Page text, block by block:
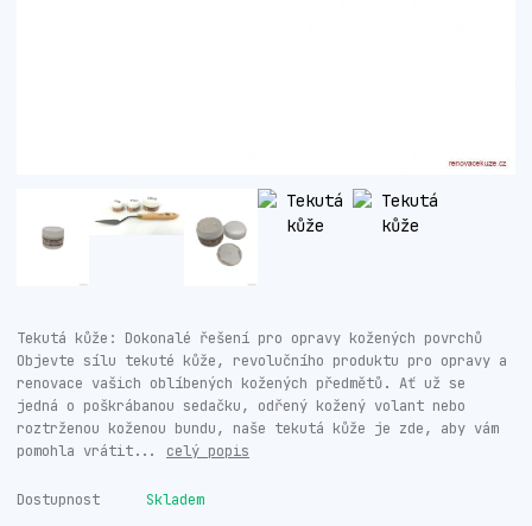
Tekutá kůže: Dokonalé řešení pro opravy kožených povrchů
Objevte sílu tekuté kůže, revolučního produktu pro opravy a
renovace vašich oblíbených kožených předmětů. Ať už se
jedná o poškrábanou sedačku, odřený kožený volant nebo
roztrženou koženou bundu, naše tekutá kůže je zde, aby vám
pomohla vrátit... celý popis
Dostupnost Skladem